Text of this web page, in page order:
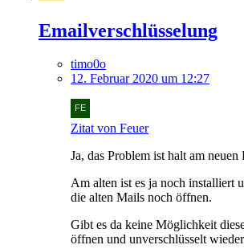
Emailverschlüsselung
timo0o
12. Februar 2020 um 12:27
Zitat von Feuer
Ja, das Problem ist halt am neuen
Am alten ist es ja noch installiert
die alten Mails noch öffnen.
Gibt es da keine Möglichkeit
öffnen und unverschlüsselt